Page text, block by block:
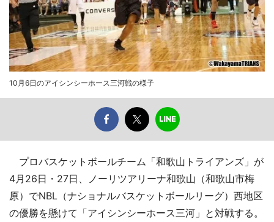
10月6日のアイシンシーホース三河戦の様子
プロバスケットボールチーム「和歌山トライアンズ」が
4月26日・27日、ノーリツアリーナ和歌山（和歌山市梅
原）でNBL（ナショナルバスケットボールリーグ）西地区
の優勝を懸けて「アイシンシーホース三河」と対戦する。